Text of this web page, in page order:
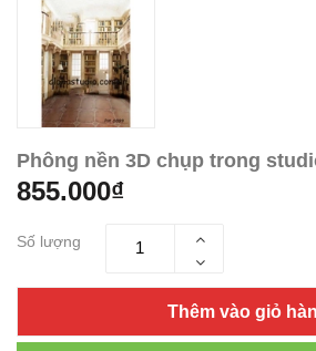
Phông nền 3D chụp trong
855.000₫
Số lượng
Thêm vào giỏ